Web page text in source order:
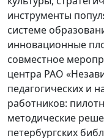
инструменты
системе
инновационные
совместное
центра РАО
педагогических и
работников:
методические
петербургских